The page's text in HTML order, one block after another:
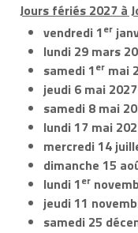
Jours fériés 2027 à
vendredi 1er
lundi 29 mars
samedi 1er mai
jeudi 6 mai 2027
samedi 8 mai
lundi 17 mai
mercredi 14
dimanche 15
lundi 1er
jeudi 11
samedi 25